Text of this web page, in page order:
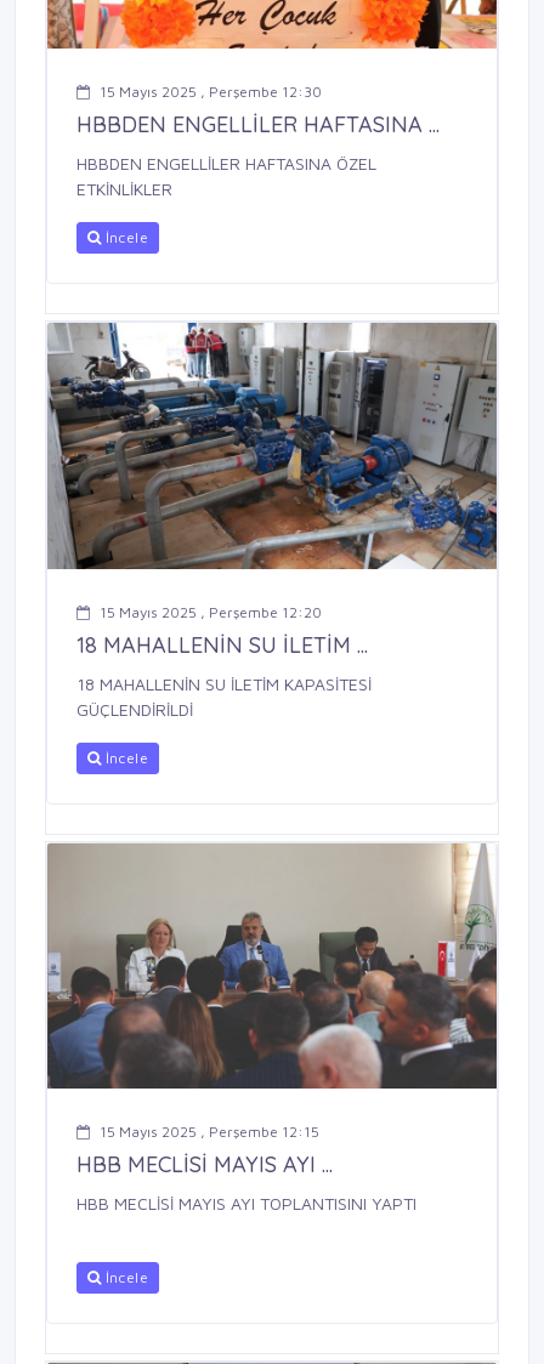
15 Mayıs 2025 , Perşembe 12:30
HBBDEN ENGELLİLER HAFTASINA ...
HBBDEN ENGELLİLER HAFTASINA ÖZEL
ETKİNLİKLER
İncele
15 Mayıs 2025 , Perşembe 12:20
18 MAHALLENİN SU İLETİM ...
18 MAHALLENİN SU İLETİM KAPASİTESİ
GÜÇLENDİRİLDİ
İncele
15 Mayıs 2025 , Perşembe 12:15
HBB MECLİSİ MAYIS AYI ...
HBB MECLİSİ MAYIS AYI TOPLANTISINI YAPTI
İncele